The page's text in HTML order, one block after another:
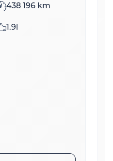
438 196 km
1.9l